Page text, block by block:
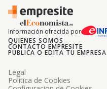
Información ofrecida por
QUIENES SOMOS
CONTACTO EMPRESITE
PUBLICA O EDITA TU EMPRESA
Legal
Politica de Cookies